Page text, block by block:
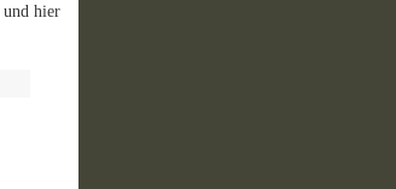
hier